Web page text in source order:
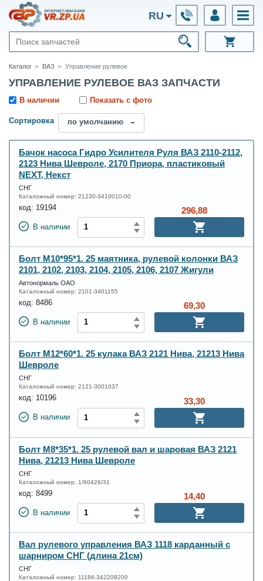
RU
Каталог ВАЗ Управление рулевое
УПРАВЛЕНИЕ РУЛЕВОЕ ВАЗ ЗАПЧАСТИ
В наличии Показать с фото
Сортировка по умолчанию
Бачок насоса Гидро Усилителя Руля ВАЗ 2110-2112,
2123 Нива Шевроле, 2170 Приора, пластиковый
NEXT, Некст
СНГ
Каталожный номер: 21230-3410010-00
код: 19194
В наличии
296,88
Болт М10*95*1. 25 маятника, рулевой колонки ВАЗ
2101, 2102, 2103, 2104, 2105, 2106, 2107 Жигули
Автонормаль ОАО
Каталожный номер: 2101-3401155
код: 8486
В наличии
69,30
Болт М12*60*1. 25 кулака ВАЗ 2121 Нива, 21213 Нива
Шевроле
СНГ
Каталожный номер: 2121-3001037
код: 10196
В наличии
33,30
Болт М8*35*1. 25 рулевой вал и шаровая ВАЗ 2121
Нива, 21213 Нива Шевроле
СНГ
Каталожный номер: 1/60426/31
код: 8499
В наличии
14,40
Вал рулевого управления ВАЗ 1118 карданный с
шарниром СНГ (длина 21см)
СНГ
Каталожный номер: 11186-342209200